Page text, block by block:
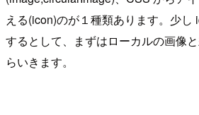
える(icon)のが１種類あります。少し
するとして、まずはローカルの画像
らいきます。